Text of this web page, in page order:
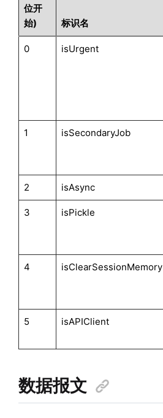
位开
始)
标识名
0 isUrgent
1 isSecondaryJob
2 isAsync
3 isPickle
4 isClearSessionMemory
5 isAPIClient
数据报文